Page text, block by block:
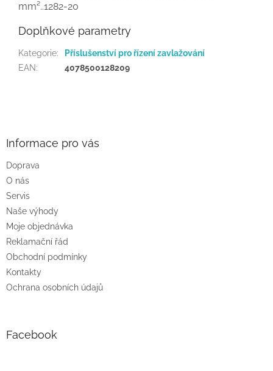
mm²..1282-20
Doplňkové parametry
Kategorie:
Příslušenství pro řízení zavlažování
EAN: 4078500128209
Informace pro vás
Doprava
O nás
Servis
Naše výhody
Moje objednávka
Reklamační řád
Obchodní podmínky
Kontakty
Ochrana osobních údajů
Facebook